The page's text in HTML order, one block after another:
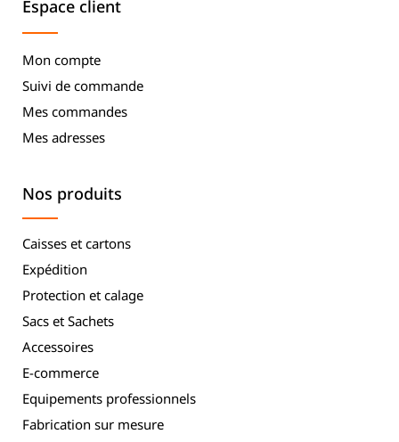
Espace client
Mon compte
Suivi de commande
Mes commandes
Mes adresses
Nos produits
Caisses et cartons
Expédition
Protection et calage
Sacs et Sachets
Accessoires
E-commerce
Equipements professionnels
Fabrication sur mesure